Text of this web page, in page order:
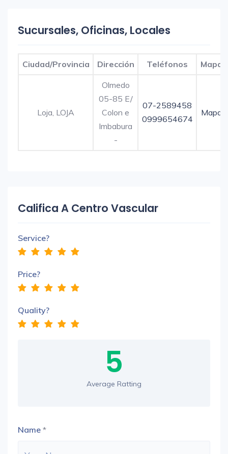
Sucursales, Oficinas, Locales
Ciudad/Provincia Dirección Teléfonos Mapa
Loja, LOJA
Olmedo
05-85 E/
Colon e
Imbabura
-
07-2589458
0999654674
Mapa
Califica A Centro Vascular
Service?
Price?
Quality?
5
Average Ratting
Name *